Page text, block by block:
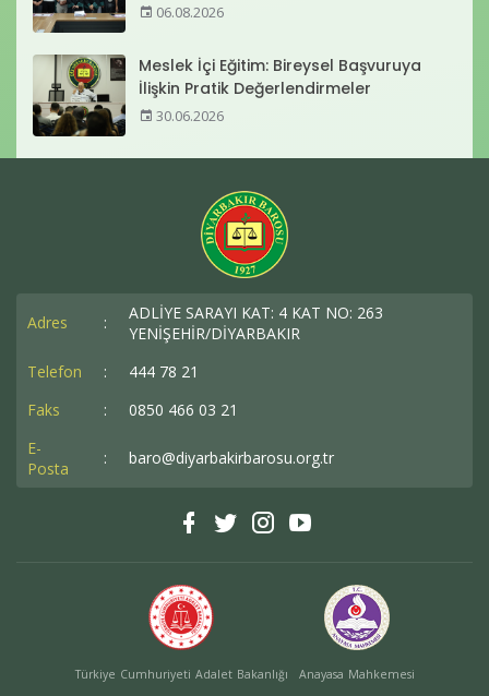
06.08.2026
Meslek İçi Eğitim: Bireysel Başvuruya
İlişkin Pratik Değerlendirmeler
30.06.2026
Adres :
ADLİYE SARAYI KAT: 4 KAT NO: 263
YENİŞEHİR/DİYARBAKIR
Telefon
:
444 78 21
Faks
:
0850 466 03 21
E-
Posta
: baro@diyarbakirbarosu.org.tr
Türkiye Cumhuriyeti Adalet Bakanlığı Anayasa Mahkemesi